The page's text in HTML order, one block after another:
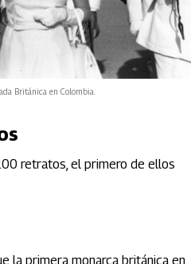
Británica en Colombia.
retratos, el primero de ellos
la primera monarca británica en